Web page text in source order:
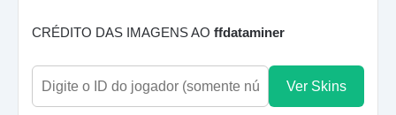
CRÉDITO DAS IMAGENS AO ffdataminer
Ver Skins